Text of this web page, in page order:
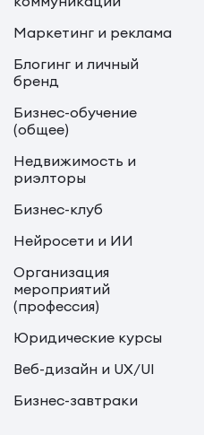
Маркетинг и реклама
Блогинг и личный
бренд
Бизнес-обучение
(общее)
Недвижимость и
риэлторы
Бизнес-клуб
Нейросети и ИИ
Организация
мероприятий
(профессия)
Юридические курсы
Веб-дизайн и UX/UI
Бизнес-завтраки